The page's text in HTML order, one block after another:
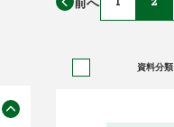
資料分類